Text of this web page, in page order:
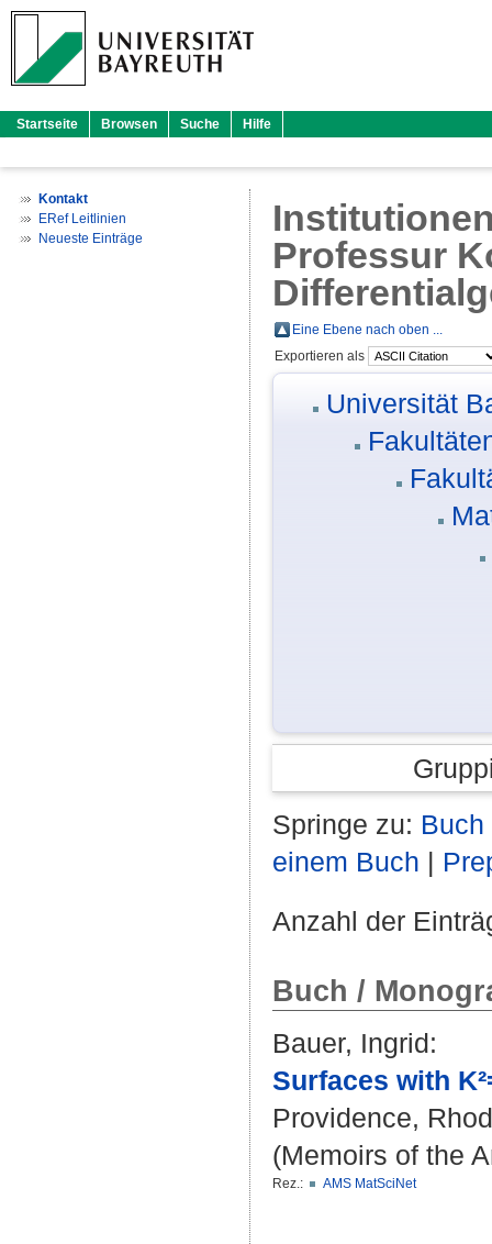
Startseite Browsen Suche Hilfe
Kontakt
ERef Leitlinien
Neueste Einträge
Professur
Eine Ebene nach oben ...
Exportieren als
Universität
Springe zu:
einem Buch |
Anzahl der
Buch /
Bauer, Ingrid:
Surfaces with
Providence,
(Memoirs of the
Rez.: AMS MatSciNet